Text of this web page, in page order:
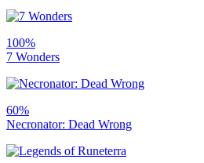
100%
7 Wonders
60%
Necronator: Dead Wrong